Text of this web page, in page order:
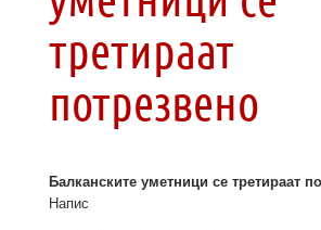
третираат
потрезвено
Балканските уметници се третираат
Напис